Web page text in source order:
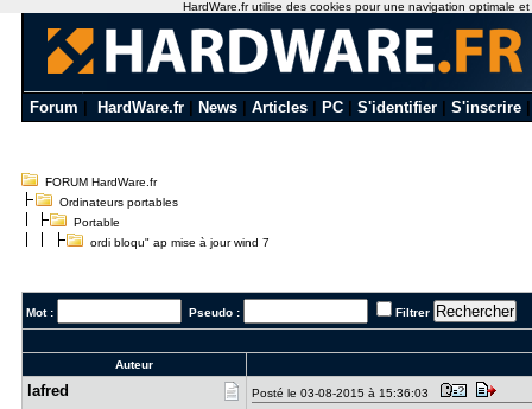
Forum HardWare.fr News Articles PC S'identifier S'inscrire
FORUM HardWare.fr
Ordinateurs portables
Portable
ordi bloqu" ap mise à jour wind 7
Mot : Pseudo : Filtrer
Auteur
lafred Posté le 03-08-2015 à 15:36:03
HardWare.fr utilise des cookies pour une navigation optimale